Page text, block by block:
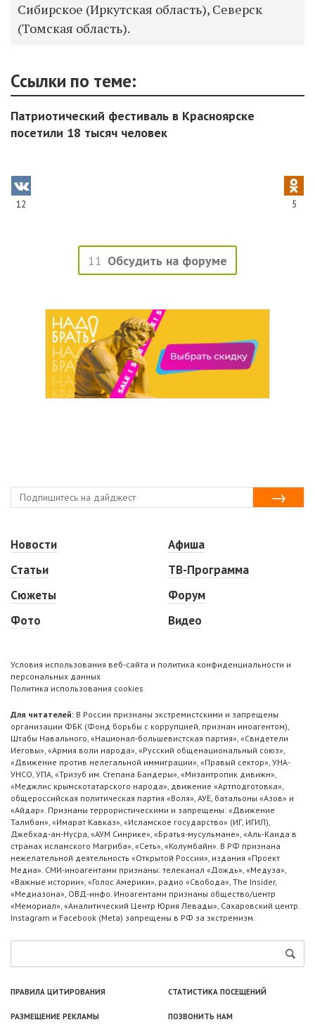
Сибирское (Иркутская область), Северск
(Томская область).
Ссылки по теме:
Патриотический фестиваль в Красноярске
посетили 18 тысяч человек
12 5
11 Обсудить на форуме
Новости
Статьи
Сюжеты
Фото
Афиша
ТВ-Программа
Форум
Видео
Условия использования веб-сайта и политика конфиденциальности и
персональных данных
Политика использования cookies
Для читателей: В России признаны экстремистскими и запрещены
организации ФБК (Фонд борьбы с коррупцией, признан иноагентом),
Штабы Навального, «Национал-большевистская партия», «Свидетели
Иеговы», «Армия воли народа», «Русский общенациональный союз»,
«Движение против нелегальной иммиграции», «Правый сектор», УНА-
УНСО, УПА, «Тризуб им. Степана Бандеры», «Мизантропик дивижн»,
«Меджлис крымскотатарского народа», движение «Артподготовка»,
общероссийская политическая партия «Воля», АУЕ, батальоны «Азов» и
«Айдар». Признаны террористическими и запрещены: «Движение
Талибан», «Имарат Кавказ», «Исламское государство» (ИГ, ИГИЛ),
Джебхад-ан-Нусра, «АУМ Синрике», «Братья-мусульмане», «Аль-Каида в
странах исламского Магриба», «Сеть», «Колумбайн». В РФ признана
нежелательной деятельность «Открытой России», издания «Проект
Медиа». СМИ-иноагентами признаны: телеканал «Дождь», «Медуза»,
«Важные истории», «Голос Америки», радио «Свобода», The Insider,
«Медиазона», ОВД-инфо. Иноагентами признаны общество/центр
«Мемориал», «Аналитический Центр Юрия Левады», Сахаровский центр.
Instagram и Facebook (Metа) запрещены в РФ за экстремизм.
ПРАВИЛА ЦИТИРОВАНИЯ СТАТИСТИКА ПОСЕЩЕНИЙ
РАЗМЕЩЕНИЕ РЕКЛАМЫ ПОЗВОНИТЬ НАМ